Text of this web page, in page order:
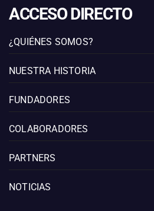
ACCESO DIRECTO
¿QUIÉNES SOMOS?
NUESTRA HISTORIA
FUNDADORES
COLABORADORES
PARTNERS
NOTICIAS